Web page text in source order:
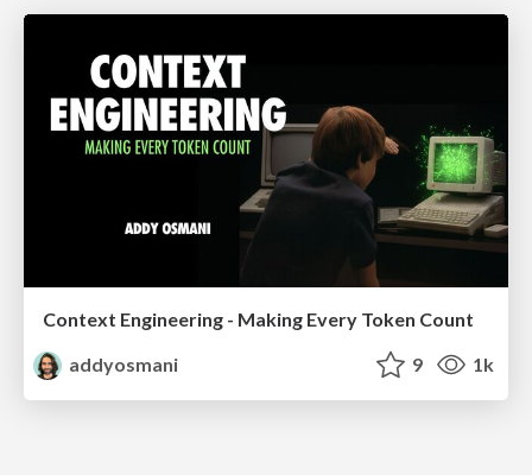
Context Engineering - Making Every Token Count
addyosmani
9 1k